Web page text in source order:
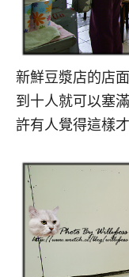
新鮮豆漿店的店
到十人就可以塞
許有人覺得這樣